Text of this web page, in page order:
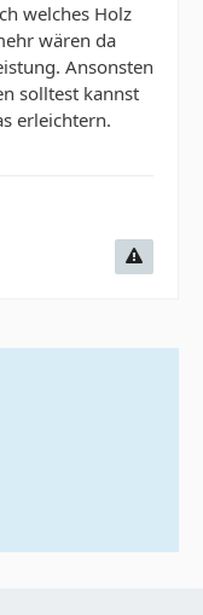
welches Holz
wären da
Ansonsten
solltest kannst
erleichtern.